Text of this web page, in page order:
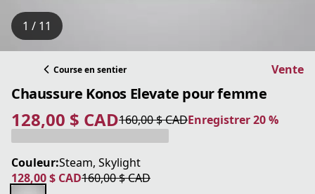
1 / 11
Course en sentier Vente
Chaussure Konos Elevate pour femme
128,00 $ CAD
prix actuel 128,00 $ CAD160,00 $ CAD
prix original 160,00 $ CAD Enregistrer 20 %
Enregistrer 20 %
Couleur:Steam, Skylight
128,00 $ CAD
prix actuel 128,00 $ CAD
160,00 $ CAD
prix original 160,00 $ CAD